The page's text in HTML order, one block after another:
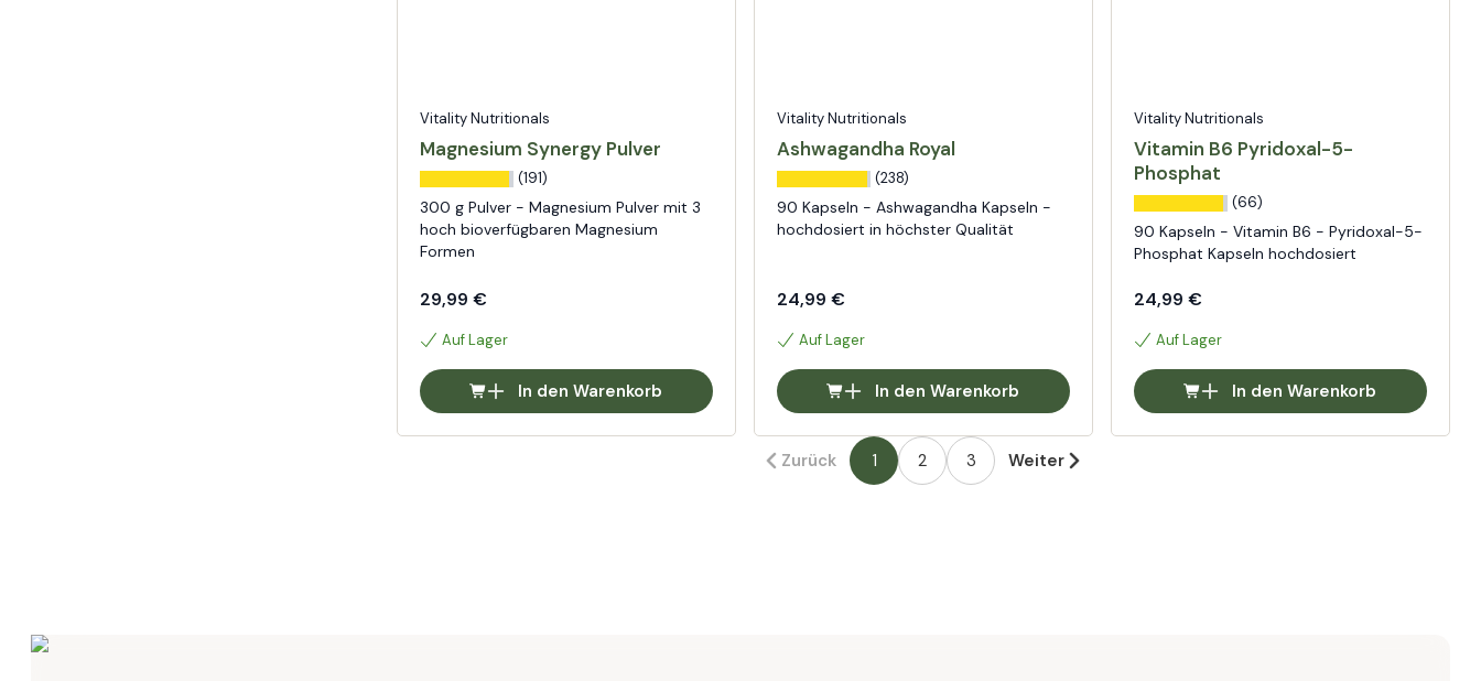
Vitality Nutritionals
Magnesium Synergy Pulver
(191)
300 g Pulver - Magnesium Pulver mit 3
hoch bioverfügbaren Magnesium
Formen
29,99 €
Auf Lager
In den Warenkorb
Vitality Nutritionals
Ashwagandha Royal
(238)
90 Kapseln - Ashwagandha Kapseln -
hochdosiert in höchster Qualität
24,99 €
Auf Lager
In den Warenkorb
Vitality Nutritionals
Vitamin B6 Pyridoxal-5-
Phosphat
(66)
90 Kapseln - Vitamin B6 - Pyridoxal-5-
Phosphat Kapseln hochdosiert
24,99 €
Auf Lager
In den Warenkorb
Zurück 1 2 3 Weiter